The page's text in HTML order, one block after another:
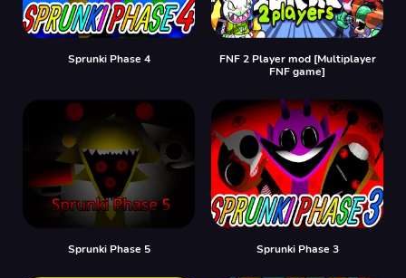
Sprunki Phase 4
FNF 2 Player mod [Multiplayer
FNF game]
Sprunki Phase 5 Sprunki Phase 3